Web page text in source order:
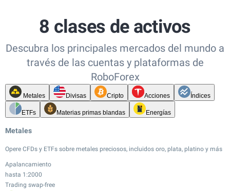
8 clases de activos
Descubra los principales mercados del mundo a
través de las cuentas y plataformas de
RoboForex
Metales Divisas Cripto Acciones Índices
ETFs Materias primas blandas Energías
Metales
Opere CFDs y ETFs sobre metales preciosos, incluidos oro, plata, platino y más
Apalancamiento
hasta 1:2000
Trading swap-free
Apalancamiento